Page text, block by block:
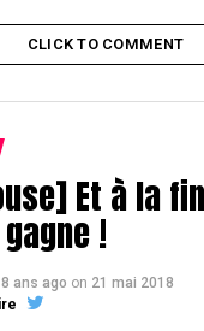
CLICK TO COMMENT
Et à la
!
8 ans ago on 21 mai 2018